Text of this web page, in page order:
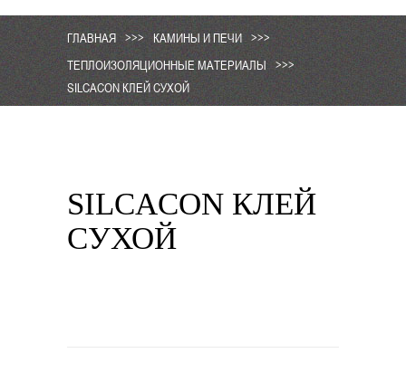
ГЛАВНАЯ >>> КАМИНЫ И ПЕЧИ
>>>
ТЕПЛОИЗОЛЯЦИОННЫЕ МАТЕРИАЛЫ
>>>
SILCACON КЛЕЙ СУХОЙ
SILCACON КЛЕЙ
СУХОЙ